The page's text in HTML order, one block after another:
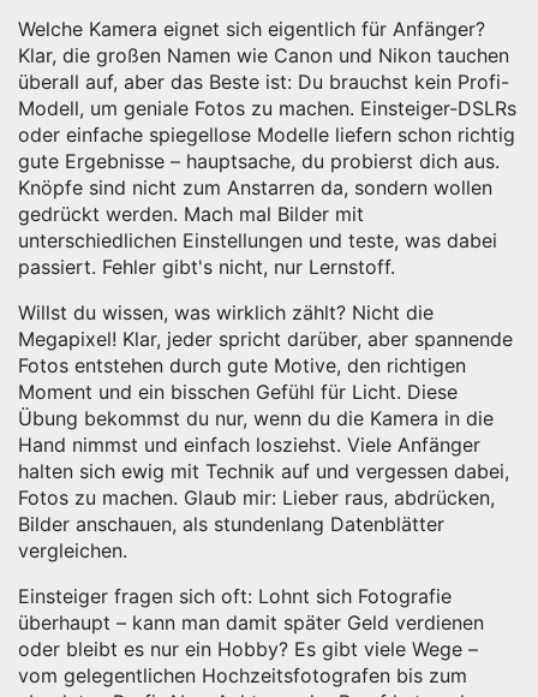
Welche Kamera eignet sich eigentlich für Anfänger?
Klar, die großen Namen wie Canon und Nikon tauchen
überall auf, aber das Beste ist: Du brauchst kein Profi-
Modell, um geniale Fotos zu machen. Einsteiger-DSLRs
oder einfache spiegellose Modelle liefern schon richtig
gute Ergebnisse – hauptsache, du probierst dich aus.
Knöpfe sind nicht zum Anstarren da, sondern wollen
gedrückt werden. Mach mal Bilder mit
unterschiedlichen Einstellungen und teste, was dabei
passiert. Fehler gibt's nicht, nur Lernstoff.
Willst du wissen, was wirklich zählt? Nicht die
Megapixel! Klar, jeder spricht darüber, aber spannende
Fotos entstehen durch gute Motive, den richtigen
Moment und ein bisschen Gefühl für Licht. Diese
Übung bekommst du nur, wenn du die Kamera in die
Hand nimmst und einfach losziehst. Viele Anfänger
halten sich ewig mit Technik auf und vergessen dabei,
Fotos zu machen. Glaub mir: Lieber raus, abdrücken,
Bilder anschauen, als stundenlang Datenblätter
vergleichen.
Einsteiger fragen sich oft: Lohnt sich Fotografie
überhaupt – kann man damit später Geld verdienen
oder bleibt es nur ein Hobby? Es gibt viele Wege –
vom gelegentlichen Hochzeitsfotografen bis zum